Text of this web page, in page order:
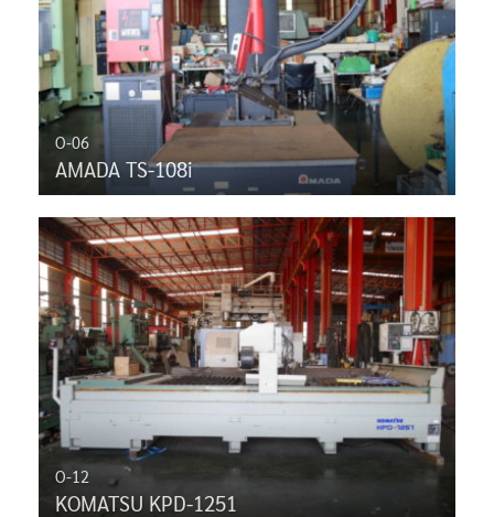
O-06
AMADA TS-108i
O-12
KOMATSU KPD-1251